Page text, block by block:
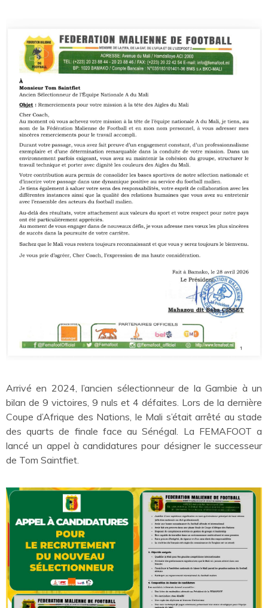
Arrivé en 2024, l’ancien sélectionneur de la Gambie à un
bilan de 9 victoires, 9 nuls et 4 défaites. Lors de la dernière
Coupe d’Afrique des Nations, le Mali s’était arrêté au stade
des quarts de finale face au Sénégal. La FEMAFOOT a
lancé un appel à candidatures pour désigner le successeur
de Tom Saintfiet.